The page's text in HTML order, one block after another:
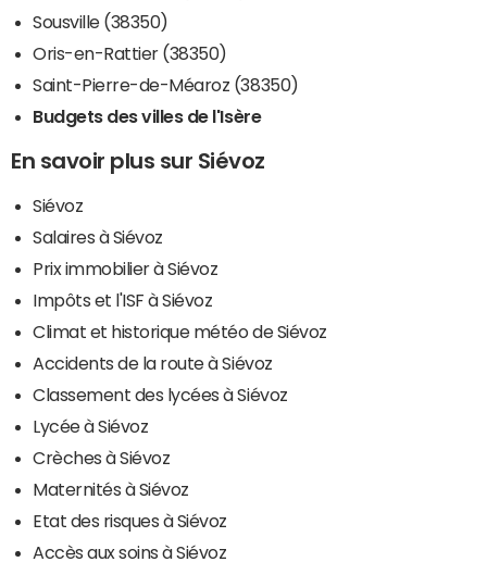
Sousville (38350)
Oris-en-Rattier (38350)
Saint-Pierre-de-Méaroz (38350)
Budgets des villes de l'Isère
En savoir plus sur Siévoz
Siévoz
Salaires à Siévoz
Prix immobilier à Siévoz
Impôts et l'ISF à Siévoz
Climat et historique météo de Siévoz
Accidents de la route à Siévoz
Classement des lycées à Siévoz
Lycée à Siévoz
Crèches à Siévoz
Maternités à Siévoz
Etat des risques à Siévoz
Accès aux soins à Siévoz